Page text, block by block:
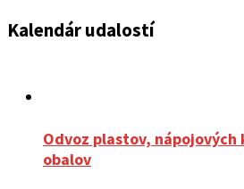
Kalendár udalostí
Odvoz plastov, nápojových
obalov